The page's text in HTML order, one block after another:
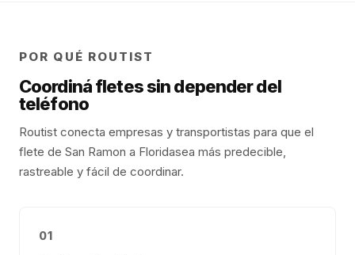
POR QUÉ ROUTIST
Coordiná fletes sin depender del
teléfono
Routist conecta empresas y transportistas para que el
flete de San Ramon a Floridasea más predecible,
rastreable y fácil de coordinar.
01